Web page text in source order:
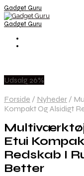
Gadget Guru
Gadget Guru
Udsalg 26%
Forside / Nyheder /
Kompakt Og Alsidigt
Multiværktøj
Etui
Redskab I
Better